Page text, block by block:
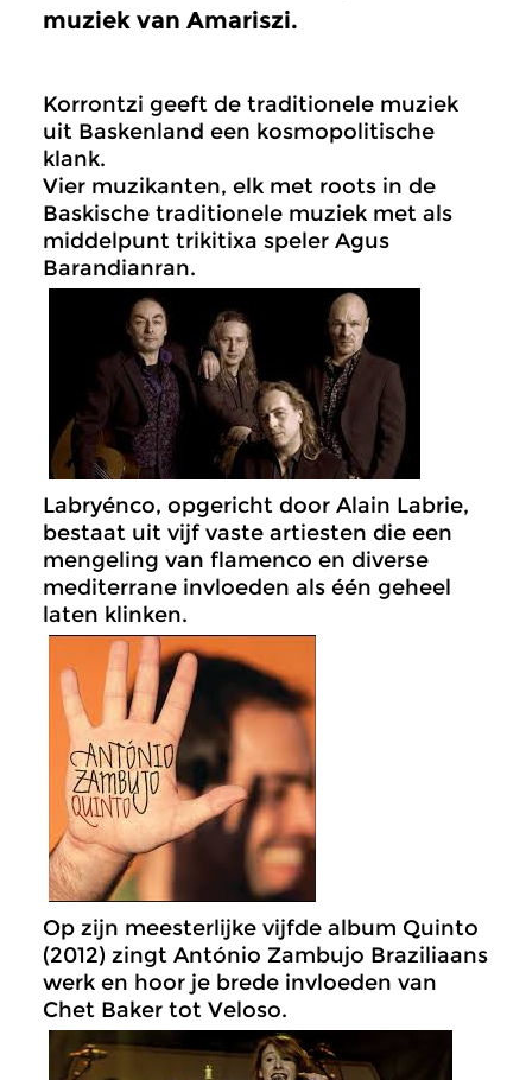
muziek van Amariszi.
Korrontzi geeft de traditionele muziek
uit Baskenland een kosmopolitische
klank.
Vier muzikanten, elk met roots in de
Baskische traditionele muziek met als
middelpunt trikitixa speler Agus
Barandianran.
Labryénco, opgericht door Alain Labrie,
bestaat uit vijf vaste artiesten die een
mengeling van flamenco en diverse
mediterrane invloeden als één geheel
laten klinken.
Op zijn meesterlijke vijfde album Quinto
(2012) zingt António Zambujo Braziliaans
werk en hoor je brede invloeden van
Chet Baker tot Veloso.